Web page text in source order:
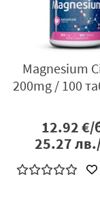
Magnesium
200mg / 100
12.92€/
25.27